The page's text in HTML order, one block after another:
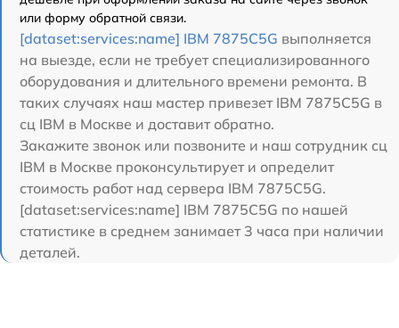
или форму обратной связи.
[dataset:services:name] IBM 7875C5G выполняется
на выезде, если не требует специализированного
оборудования и длительного времени ремонта. В
таких случаях наш мастер привезет IBM 7875C5G в
сц IBM в Москве и доставит обратно.
Закажите звонок или позвоните и наш сотрудник сц
IBM в Москве проконсультирует и определит
стоимость работ над сервера IBM 7875C5G.
[dataset:services:name] IBM 7875C5G по нашей
статистике в среднем занимает 3 часа при наличии
деталей.